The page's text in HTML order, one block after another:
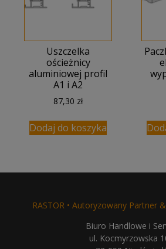
Uszczelka
ościeżnicy
aluminiowej profil
A1 i A2
87,30 zł
Dodaj do koszyka
RASTOR • Autoryzowany Partner
Biuro Handlowe i
ul. Kocmyrzowska